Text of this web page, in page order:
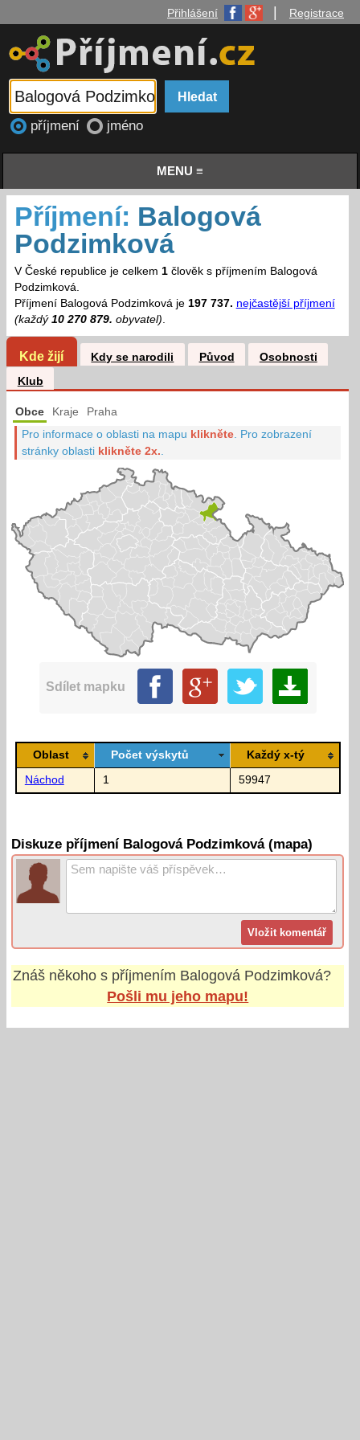
Přihlášení Registrace
příjmení jméno
MENU ≡
Příjmení: Balogová
Podzimková
V České republice je celkem 1člověk s příjmením Balogová
Podzimková.
Příjmení Balogová Podzimková je 197 737. nejčastější příjmení
(každý 10 270 879. obyvatel).
Kde žijí Kdy se narodili Původ
Osobnosti
Klub
Obce Kraje Praha
Pro informace o oblasti na mapu klikněte Pro zobrazení
stránky oblasti klikněte 2x.
Sdílet mapku
Oblast Počet výskytů Každý x-tý
Náchod 1 59947
Diskuze příjmení Balogová Podzimková (mapa)
Znáš někoho s příjmením Balogová Podzimková?
Pošli mu jeho mapu!